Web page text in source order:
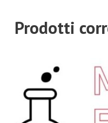
Prodotti